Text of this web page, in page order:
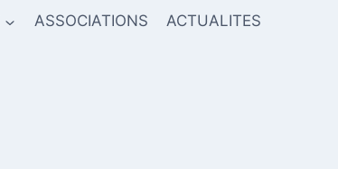
ASSOCIATIONS ACTUALITES